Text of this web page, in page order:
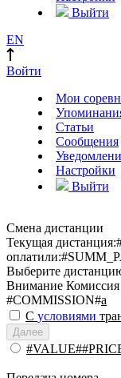
Выйти
EN
Войти
Мои
Статьи
Сообщения
Настройки
Выйти
Смена дистанции
Текущая дистанция:
оплатили:
Выберите
Внимание Комиссия
#COMMISSION#a
С условиями
Далее